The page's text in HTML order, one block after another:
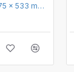
Banda de şlefuit X440 75 x 533 mm BOSCH granulatie 60 Set 3 bucati